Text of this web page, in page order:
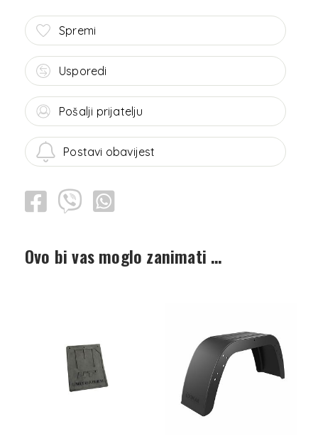
Spremi
Usporedi
Pošalji prijatelju
Postavi obavijest
Ovo bi vas moglo zanimati …